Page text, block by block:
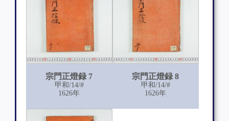
宗門正燈録 7
甲和/14/#
1626年
宗門正燈録 8
甲和/14/#
1626年